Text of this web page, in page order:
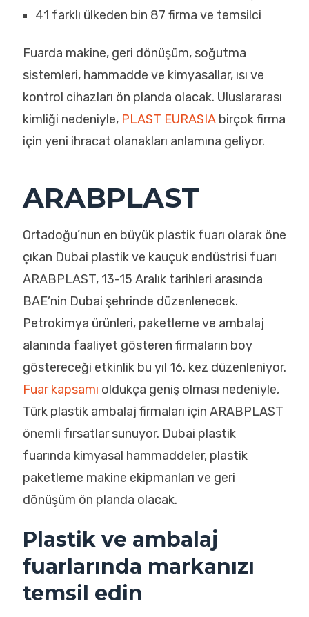
41 farklı ülkeden bin 87 firma ve temsilci
Fuarda makine, geri dönüşüm, soğutma
sistemleri, hammadde ve kimyasallar, ısı ve
kontrol cihazları ön planda olacak. Uluslararası
kimliği nedeniyle,PLAST EURASIAbirçok firma
için yeni ihracat olanakları anlamına geliyor.
ARABPLAST
Ortadoğu’nun en büyük plastik fuarı olarak öne
çıkan Dubai plastik ve kauçuk endüstrisi fuarı
ARABPLAST, 13-15 Aralık tarihleri arasında
BAE’nin Dubai şehrinde düzenlenecek.
Petrokimya ürünleri, paketleme ve ambalaj
alanında faaliyet gösteren firmaların boy
göstereceği etkinlik bu yıl 16. kez düzenleniyor.
Fuar kapsamı oldukça geniş olması nedeniyle,
Türk plastik ambalaj firmaları için ARABPLAST
önemli fırsatlar sunuyor. Dubai plastik
fuarında kimyasal hammaddeler, plastik
paketleme makine ekipmanları ve geri
dönüşüm ön planda olacak.
Plastik ve ambalaj
fuarlarında markanızı
temsil edin